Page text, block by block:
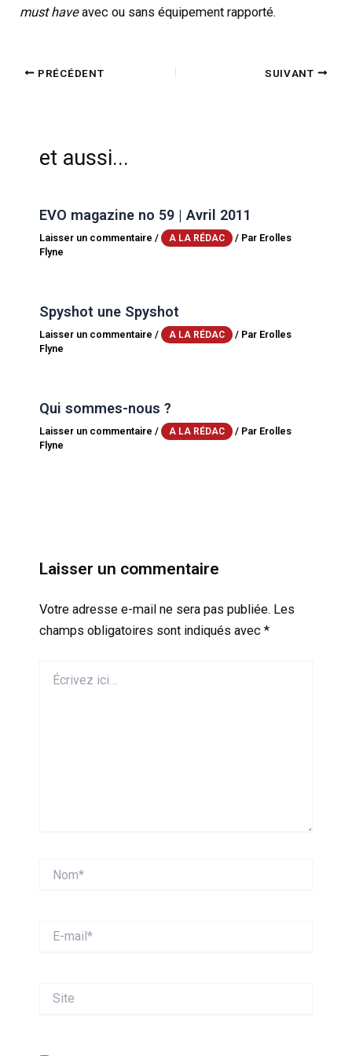
must haveavec ou sans équipement rapporté.
PRÉCÉDENT SUIVANT
et aussi...
EVO magazine no 59 | Avril 2011
Laisser un commentaire / A LA RÉDAC / Par Erolles
Flyne
Spyshot une Spyshot
Laisser un commentaire / A LA RÉDAC / Par Erolles
Flyne
Qui sommes-nous ?
Laisser un commentaire / A LA RÉDAC / Par Erolles
Flyne
Laisser un commentaire
Votre adresse e-mail ne sera pas publiée. Les
champs obligatoires sont indiqués avec *
ici…
mail*